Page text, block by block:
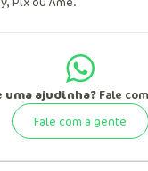
uma ajudinha?Fale